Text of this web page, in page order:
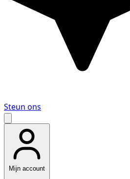
Steun ons
Mijn account